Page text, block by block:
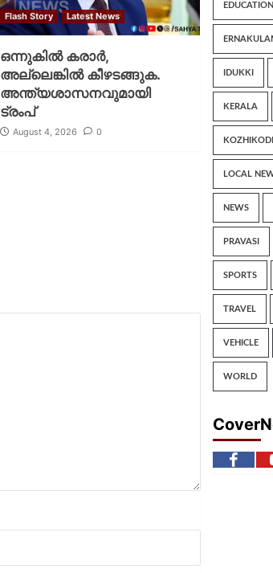
Flash Story Latest News
ഒന്നുകില്‍ കരാര്‍,
അല്ലെങ്കില്‍ കീഴടങ്ങുക.
അന്ത്യശാസനവുമായി
ട്രംപ്
August 4, 2026 0
EDUCATION
IDUKKI
KERALA
LOCAL
NEWS
PRAVASI
SPORTS
TRAVEL
VEHICLE
WORLD